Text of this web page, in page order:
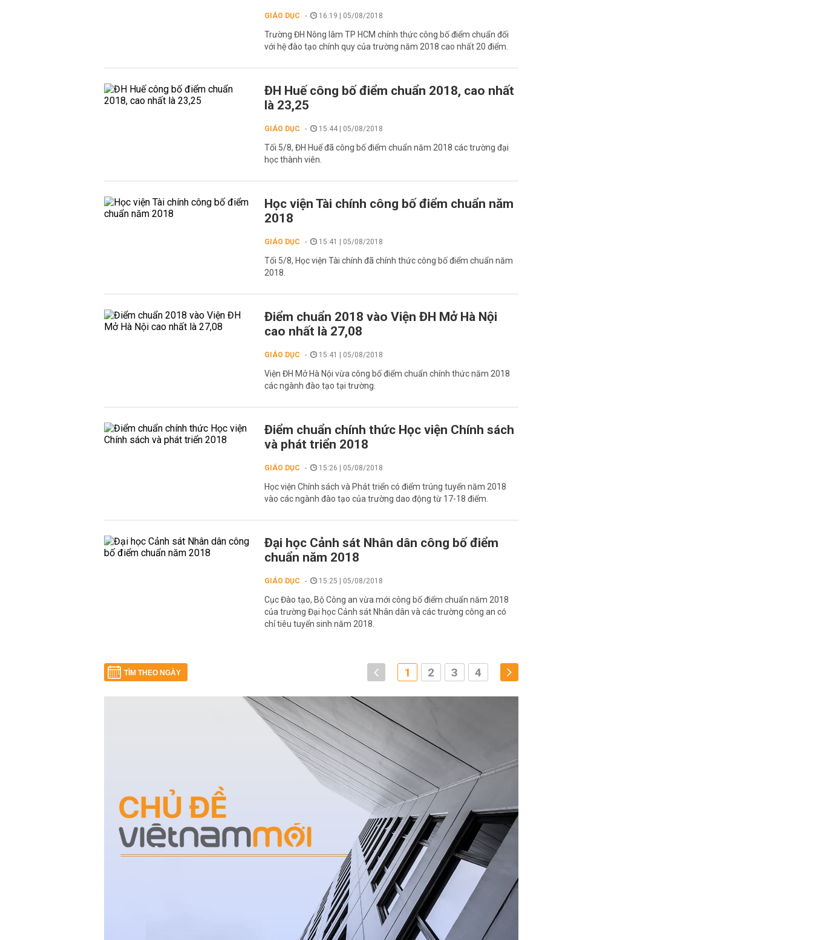
GIÁO DỤC 16:19 | 05/08/2018
Trường ĐH Nông lâm TP HCM chính thức công bố điểm chuẩn đối
với hệ đào tạo chính quy của trường năm 2018 cao nhất 20 điểm.
ĐH Huế công bố điểm chuẩn 2018, cao nhất
là 23,25
GIÁO DỤC 15:44 | 05/08/2018
Tối 5/8, ĐH Huế đã công bố điểm chuẩn năm 2018 các trường đại
học thành viên.
Học viện Tài chính công bố điểm chuẩn năm
2018
GIÁO DỤC 15:41 | 05/08/2018
Tối 5/8, Học viện Tài chính đã chính thức công bố điểm chuẩn năm
2018.
Điểm chuẩn 2018 vào Viện ĐH Mở Hà Nội
cao nhất là 27,08
GIÁO DỤC 15:41 | 05/08/2018
Viện ĐH Mở Hà Nội vừa công bố điểm chuẩn chính thức năm 2018
các ngành đào tạo tại trường.
Điểm chuẩn chính thức Học viện Chính sách
và phát triển 2018
GIÁO DỤC 15:26 | 05/08/2018
Học viện Chính sách và Phát triển có điểm trúng tuyển năm 2018
vào các ngành đào tạo của trường dao động từ 17-18 điểm.
Đại học Cảnh sát Nhân dân công bố điểm
chuẩn năm 2018
GIÁO DỤC 15:25 | 05/08/2018
Cục Đào tạo, Bộ Công an vừa mới công bố điểm chuẩn năm 2018
của trường Đại học Cảnh sát Nhân dân và các trường công an có
chỉ tiêu tuyển sinh năm 2018.
TÌM THEO NGÀY 1 2 3 4